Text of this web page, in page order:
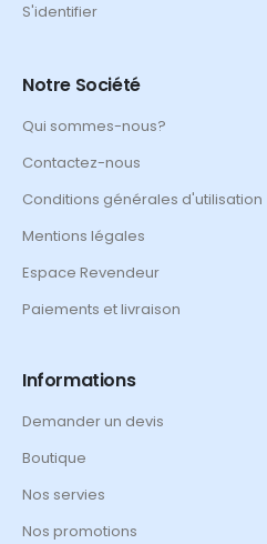
S'identifier
Notre Société
Qui sommes-nous?
Contactez-nous
Conditions générales d'utilisation
Mentions légales
Espace Revendeur
Paiements et livraison
Informations
Demander un devis
Boutique
Nos servies
Nos promotions